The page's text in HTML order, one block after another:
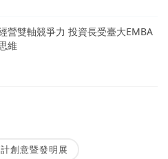
營雙軸競爭力 投資長受臺大EMBA
維
創意暨發明展